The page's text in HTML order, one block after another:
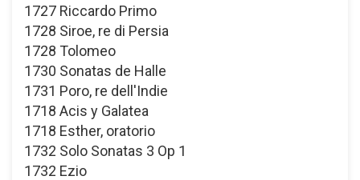
1727 Riccardo Primo
1728 Siroe, re di Persia
1728 Tolomeo
1730 Sonatas de Halle
1731 Poro, re dell'Indie
1718 Acis y Galatea
1718 Esther, oratorio
1732 Solo Sonatas 3 Op 1
1732 Ezio